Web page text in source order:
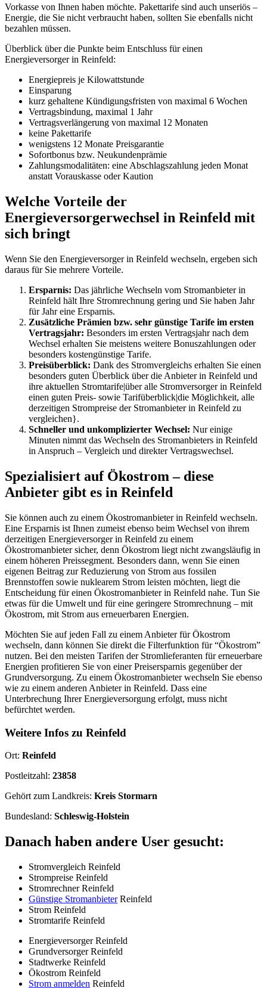
Vorkasse von Ihnen haben möchte. Pakettarife sind auch unseriös –
Energie, die Sie nicht verbraucht haben, sollten Sie ebenfalls nicht
bezahlen müssen.
Überblick über die Punkte beim Entschluss für einen
Energieversorger in Reinfeld:
Energiepreis je Kilowattstunde
Einsparung
kurz gehaltene Kündigungsfristen von maximal 6 Wochen
Vertragsbindung, maximal 1 Jahr
Vertragsverlängerung von maximal 12 Monaten
keine Pakettarife
wenigstens 12 Monate Preisgarantie
Sofortbonus bzw. Neukundenprämie
Zahlungsmodalitäten: eine Abschlagszahlung jeden Monat
anstatt Vorauskasse oder Kaution
Welche Vorteile der
Energieversorgerwechsel in Reinfeld mit
sich bringt
Wenn Sie den Energieversorger in Reinfeld wechseln, ergeben sich
daraus für Sie mehrere Vorteile.
Ersparnis: Das jährliche Wechseln vom Stromanbieter in
Reinfeld hält Ihre Stromrechnung gering und Sie haben Jahr
für Jahr eine Ersparnis.
Zusätzliche Prämien bzw. sehr günstige Tarife im ersten
Vertragsjahr: Besonders im ersten Vertragsjahr nach dem
Wechsel erhalten Sie meistens weitere Bonuszahlungen oder
besonders kostengünstige Tarife.
Preisüberblick: Dank des Stromvergleichs erhalten Sie einen
besonders guten Überblick über die Anbieter in Reinfeld und
ihre aktuellen Stromtarife|über alle Stromversorger in Reinfeld
einen guten Preis- sowie Tarifüberblick|die Möglichkeit, alle
derzeitigen Strompreise der Stromanbieter in Reinfeld zu
vergleichen}.
Schneller und unkomplizierter Wechsel: Nur einige
Minuten nimmt das Wechseln des Stromanbieters in Reinfeld
in Anspruch – Vergleich und direkter Vertragswechsel.
Spezialisiert auf Ökostrom – diese
Anbieter gibt es in Reinfeld
Sie können auch zu einem Ökostromanbieter in Reinfeld wechseln.
Eine Ersparnis ist Ihnen zumeist ebenso beim Wechsel von ihrem
derzeitigen Energieversorger in Reinfeld zu einem
Ökostromanbieter sicher, denn Ökostrom liegt nicht zwangsläufig in
einem höheren Preissegment. Besonders dann, wenn Sie einen
eigenen Beitrag zur Reduzierung von Strom aus fossilen
Brennstoffen sowie nuklearem Strom leisten möchten, liegt die
Entscheidung für einen Ökostromanbieter in Reinfeld nahe. Tun Sie
etwas für die Umwelt und für eine geringere Stromrechnung – mit
Ökostrom, mit Strom aus erneuerbaren Energien.
Möchten Sie auf jeden Fall zu einem Anbieter für Ökostrom
wechseln, dann können Sie direkt die Filterfunktion für “Ökostrom”
nutzen. Bei den meisten Tarifen der Stromlieferanten für erneuerbare
Energien profitieren Sie von einer Preisersparnis gegenüber der
Grundversorgung. Zu einem Ökostromanbieter wechseln Sie ebenso
wie zu einem anderen Anbieter in Reinfeld. Dass eine
Unterbrechung Ihrer Energieversorgung erfolgt, muss nicht
befürchtet werden.
Weitere Infos zu Reinfeld
Ort: Reinfeld
Postleitzahl: 23858
Gehört zum Landkreis: Kreis Stormarn
Bundesland: Schleswig-Holstein
Danach haben andere User gesucht:
Stromvergleich Reinfeld
Strompreise Reinfeld
Stromrechner Reinfeld
Günstige StromanbieterReinfeld
Strom Reinfeld
Stromtarife Reinfeld
Energieversorger Reinfeld
Grundversorger Reinfeld
Stadtwerke Reinfeld
Ökostrom Reinfeld
Strom anmelden Reinfeld